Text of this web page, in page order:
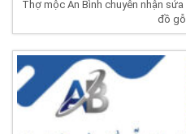
Thợ mộc An Bình chuyên nhận
đồ